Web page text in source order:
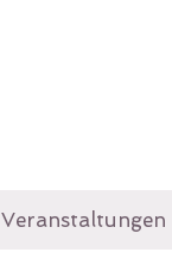
Veranstaltungen